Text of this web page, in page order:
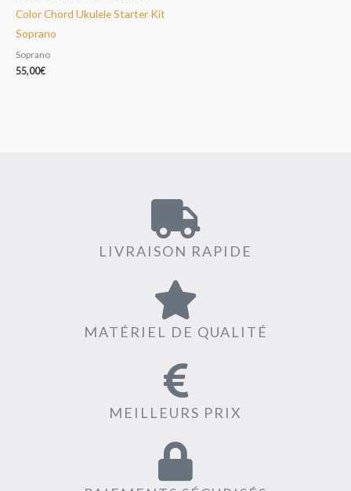
Color Chord Ukulele Starter Kit
Soprano
Soprano
55,00€
LIVRAISON RAPIDE
MATÉRIEL DE QUALITÉ
MEILLEURS PRIX